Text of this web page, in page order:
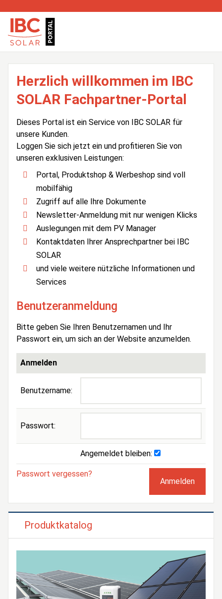
Herzlich willkommen im IBC
SOLAR Fachpartner-Portal
Dieses Portal ist ein Service von IBC SOLAR für
unsere Kunden.
Loggen Sie sich jetzt ein und profitieren Sie von
unseren exklusiven Leistungen:
Portal, Produktshop & Werbeshop sind voll
mobilfähig
Zugriff auf alle Ihre Dokumente
Newsletter-Anmeldung mit nur wenigen Klicks
Auslegungen mit dem PV Manager
Kontaktdaten Ihrer Ansprechpartner bei IBC
SOLAR
und viele weitere nützliche Informationen und
Services
Benutzeranmeldung
Bitte geben Sie Ihren Benutzernamen und Ihr
Passwort ein, um sich an der Website anzumelden.
Anmelden
Benutzername:
Passwort:
Angemeldet bleiben:
Passwort vergessen?
Produktkatalog